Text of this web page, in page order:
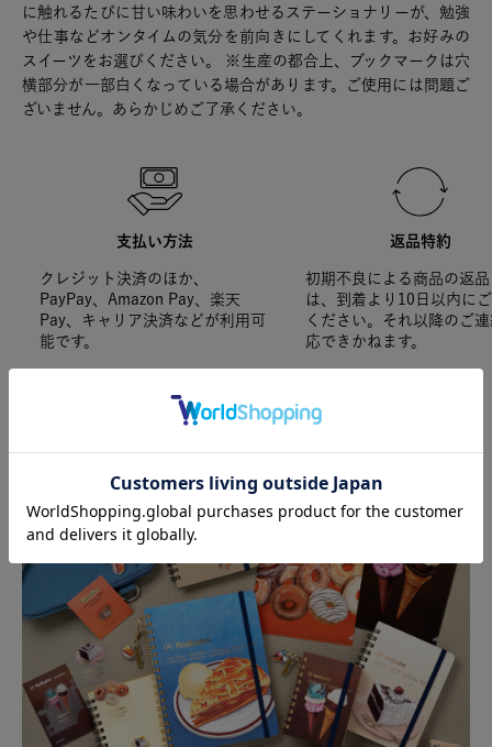
に触れるたびに甘い味わいを思わせるステーショナリーが、勉強
や仕事などオンタイムの気分を前向きにしてくれます。お好みの
スイーツをお選びください。 ※生産の都合上、ブックマークは穴
横部分が一部白くなっている場合があります。ご使用には問題ご
ざいません。あらかじめご了承ください。
支払い方法
クレジット決済のほか、
PayPay、Amazon Pay、楽天
Pay、キャリア決済などが利用可
能です。
返品特約
初期不良による商品の返
は、到着より10日以内に
ください。それ以降のご
応できかねます。
SPECIAL FEATURE